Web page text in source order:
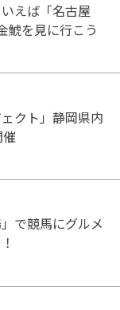
えば「名古屋
鯱を見に行こう
ェクト」静岡県内
」で競馬にグルメ